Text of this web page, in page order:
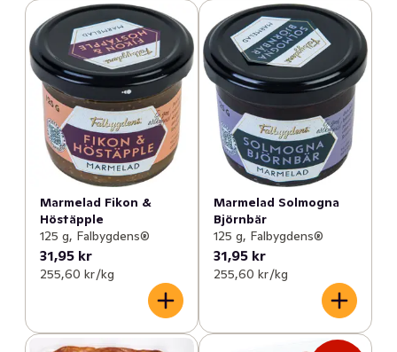
Marmelad Fikon &
Höstäpple
125 g, Falbygdens®
31,95 kr
255,60 kr /kg
Marmelad Solmogna
Björnbär
125 g, Falbygdens®
31,95 kr
255,60 kr /kg